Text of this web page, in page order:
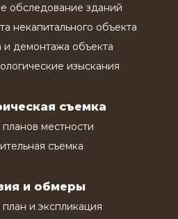
обследование зданий
некапитального объекта
и демонтажа объекта
изыскания
съемка
местности
съемка
и обмеры
и экспликация